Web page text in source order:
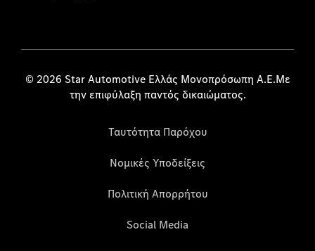
© 2026 Star Automotive Ελλάς Μονοπρόσωπη Α.Ε.Με
την επιφύλαξη παντός δικαιώματος.
Ταυτότητα Παρόχου
Νομικές Υποδείξεις
Πολιτική Απορρήτου
Social Media